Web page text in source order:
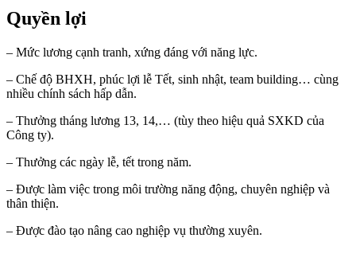
Quyền lợi
– Mức lương cạnh tranh, xứng đáng với năng lực.
– Chế độ BHXH, phúc lợi lễ Tết, sinh nhật, team building… cùng
nhiều chính sách hấp dẫn.
– Thưởng tháng lương 13, 14,… (tùy theo hiệu quả SXKD của
Công ty).
– Thưởng các ngày lễ, tết trong năm.
– Được làm việc trong môi trường năng động, chuyên nghiệp và
thân thiện.
– Được đào tạo nâng cao nghiệp vụ thường xuyên.